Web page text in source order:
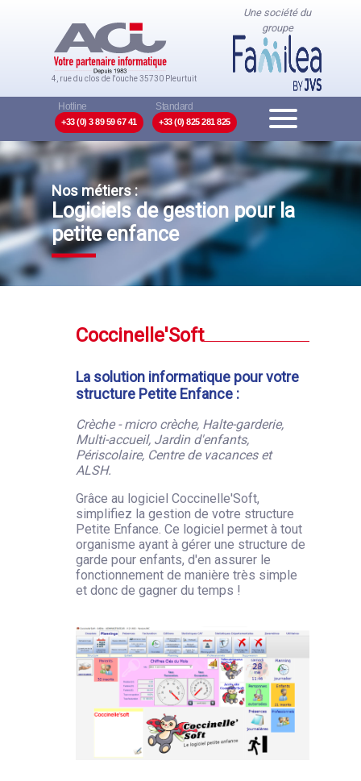
Une société du
groupe
+33 (0) 825 281 825
+33 (0) 3 89 59 67 41
4, rue du clos de l'ouche35730 Pleurtuit
Nos métiers :
Logiciels de gestion pour la
petite enfance
Coccinelle'Soft
La solution informatique pour votre
structure Petite Enfance :
Crèche - micro crèche, Halte-garderie,
Multi-accueil, Jardin d'enfants,
Périscolaire, Centre de vacances et
ALSH.
Grâce au logiciel Coccinelle'Soft,
simplifiez la gestion de votre structure
Petite Enfance. Ce logiciel permet à tout
organisme ayant à gérer une structure de
garde pour enfants, d'en assurer le
fonctionnement de manière très simple
et donc de gagner du temps !